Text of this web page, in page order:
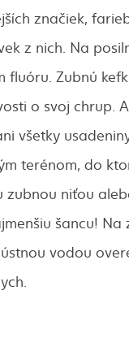
značiek,
z nich. Na
fluóru. Zubnú
o svoj chrup.
všetky
terénom, do
zubnou niťou
šancu!
ústnou vodou